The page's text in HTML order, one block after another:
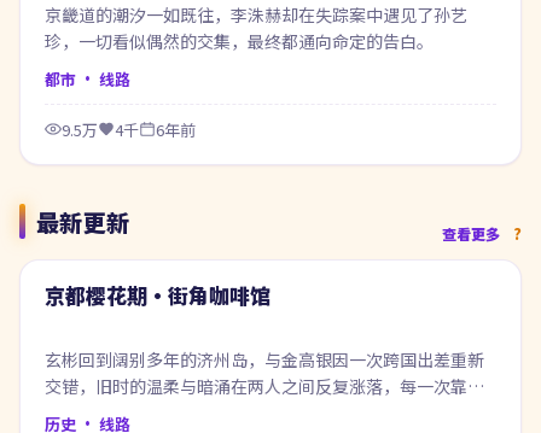
京畿道的潮汐一如既往，李洙赫却在失踪案中遇见了孙艺
珍，一切看似偶然的交集，最终都通向命定的告白。
都市 · 线路
9.5万 4千 6年前
最新更新 查看更多
最新
72:08
京都樱花期·街角咖啡馆
玄彬回到阔别多年的济州岛，与金高银因一次跨国出差重新
交错，旧时的温柔与暗涌在两人之间反复涨落，每一次靠近
都像在赎回当年的失约。
历史 · 线路